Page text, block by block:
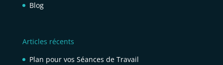
Blog
Articles récents
Plan pour vos Séances de Travail